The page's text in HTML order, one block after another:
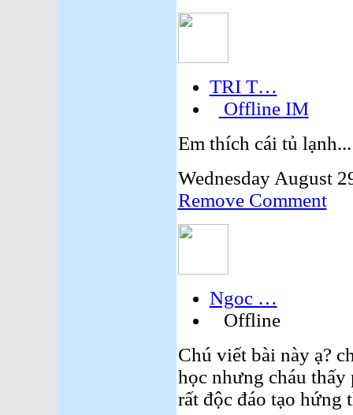
TRI T…
Offline IM
Em thích cái tủ
Wednesday August
Remove Comment
Ngoc …
Offline
Chú viết bài này ạ?
học nhưng cháu thấy
rất độc đáo tạo hứng